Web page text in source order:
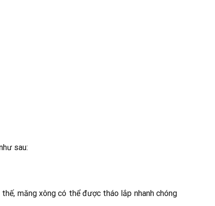
sau:
măng xông có thể được tháo lắp nhanh chóng